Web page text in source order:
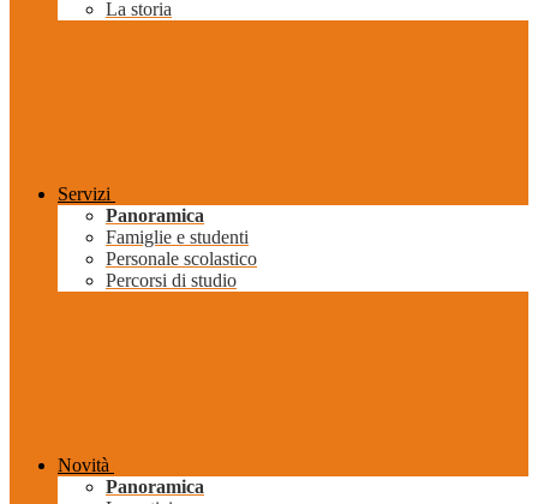
La storia
Servizi
Panoramica
Famiglie e studenti
Personale scolastico
Percorsi di studio
Novità
Panoramica